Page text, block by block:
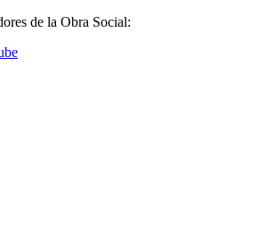
de la Obra Social: